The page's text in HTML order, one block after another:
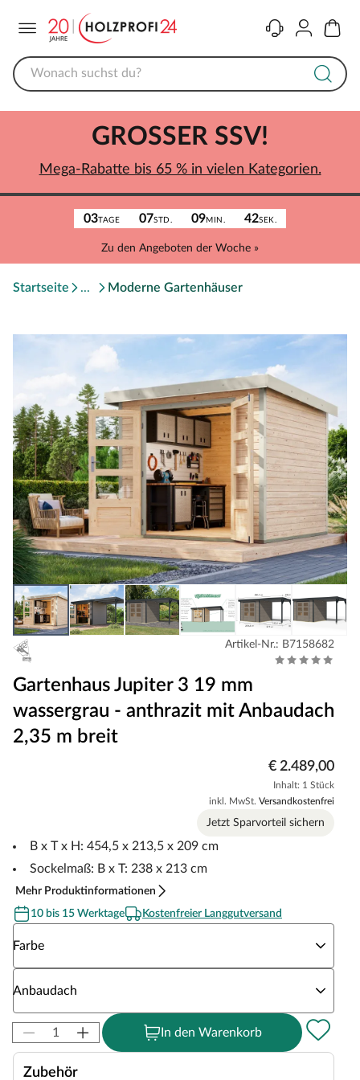
KontaktKonto
03TAGE 07STD. 09MIN. 42SEK.
Zu den Angeboten der Woche »
GROSSER SSV!
Mega-Rabatte bis 65 % in vielen Kategorien.
Startseite Moderne Gartenhäuser
Artikel-Nr.: B7158682
Gartenhaus Jupiter 3 19 mm
wassergrau - anthrazit mit Anbaudach
2,35 m breit
€ 2.489,00
Inhalt: 1 Stück
inkl. MwSt. Versandkostenfrei
Jetzt Sparvorteil sichern
B x T x H: 454,5 x 213,5 x 209 cm
Sockelmaß: B x T: 238 x 213 cm
Mehr Produktinformationen
10 bis 15 Werktage
Kostenfreier Langgutversand
Farbe
Anbaudach
In den Warenkorb
Zubehör